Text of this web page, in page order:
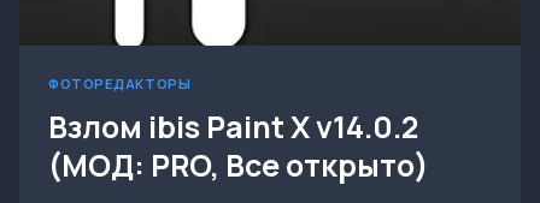
ФОТОРЕДАКТОРЫ
Взлом ibis Paint X v14.0.2
(МОД: PRO, Все открыто)